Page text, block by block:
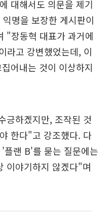
대해서도 의문을 제기
명을 보장한 게시판이
"장동혁 대표가 과거에
라고 강변했었는데, 이
어내는 것이 이상하지
긍하겠지만, 조작된 것
한다"고 강조했다. 다
플랜 B'를 묻는 질문에는
이야기하지 않겠다"며